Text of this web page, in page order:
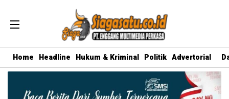
Home Headline Hukum & Kriminal Politik Advertorial